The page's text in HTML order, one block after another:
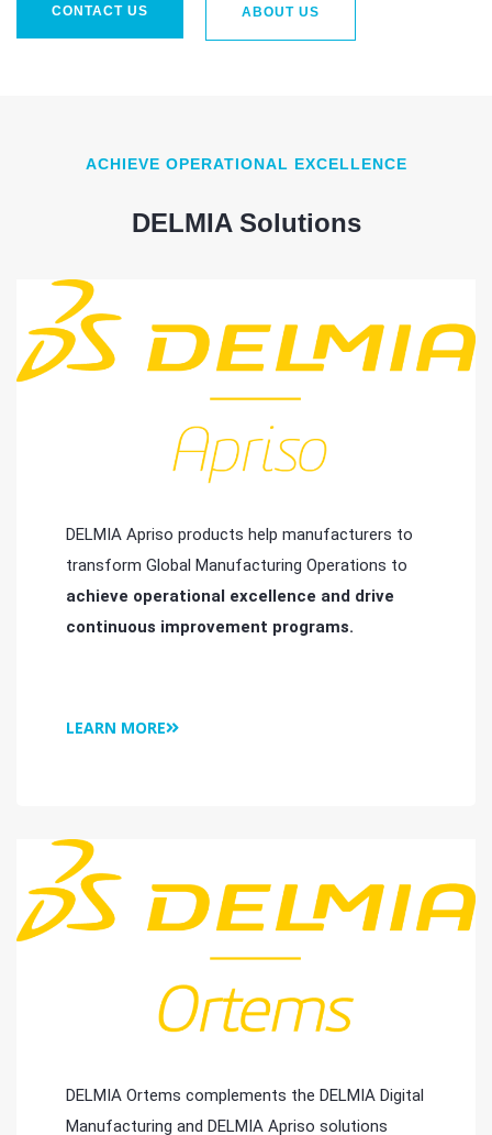
CONTACT US ABOUT US
ACHIEVE OPERATIONAL EXCELLENCE
DELMIA Solutions
DELMIA Apriso products help manufacturers to
transform Global Manufacturing Operations to
achieve operational excellence and drive
continuous improvement programs.
LEARN MORE
DELMIA Ortems complements the DELMIA Digital
Manufacturing and DELMIA Apriso solutions